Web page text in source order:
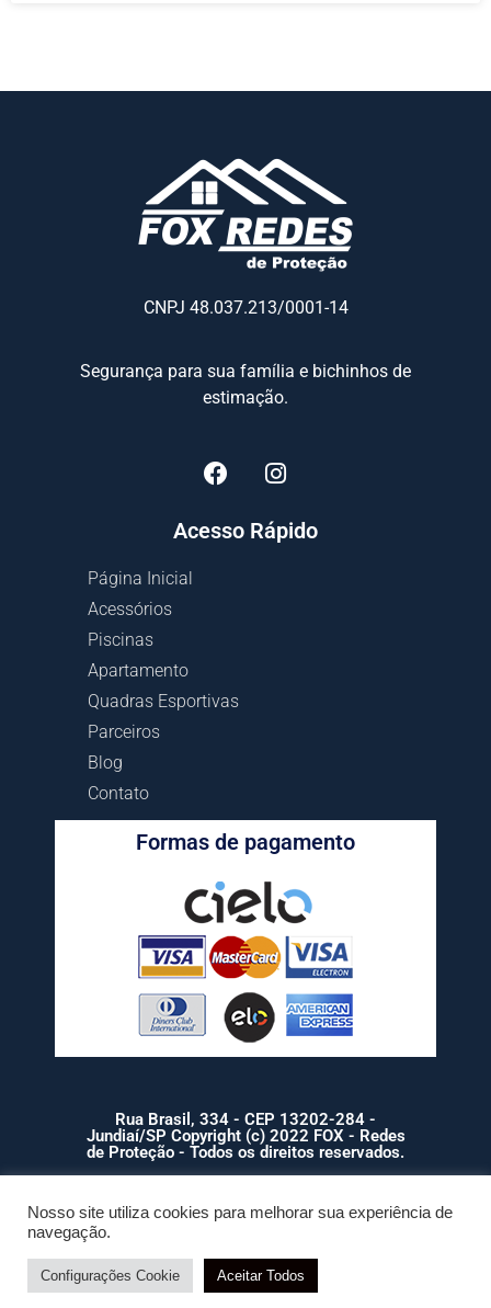
CNPJ 48.037.213/0001-14
Segurança para sua família e bichinhos de
estimação.
Acesso Rápido
Página Inicial
Acessórios
Piscinas
Apartamento
Quadras Esportivas
Parceiros
Blog
Contato
Formas de pagamento
Rua Brasil, 334 - CEP 13202-284 -
Jundiaí/SP Copyright (c) 2022 FOX - Redes
de Proteção - Todos os direitos reservados.
Nosso site utiliza cookies para melhorar sua experiência de
navegação.
Configurações Cookie Aceitar Todos
Atendimento / Orçamento Via WhatsApp